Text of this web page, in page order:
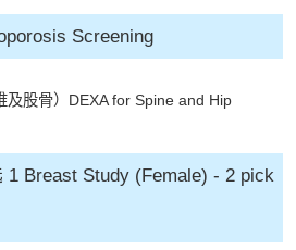
Screening
及股骨）DEXA for Spine and Hip
1 Breast Study (Female) - 2 pick